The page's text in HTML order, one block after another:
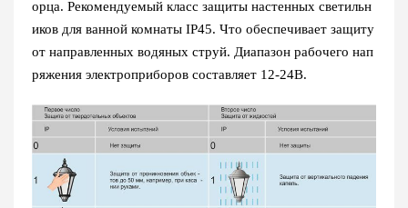
орца. Рекомендуемый класс защиты настенных светильн
иков для ванной комнаты IP45. Что обеспечивает защиту
от направленных водяных струй. Диапазон рабочего нап
ряжения электроприборов составляет 12-24В.